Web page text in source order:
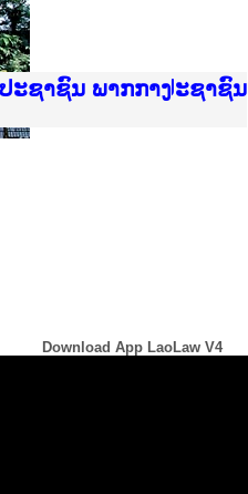
ບັນຍຸຕິທຳແຫ່ງຊາດ
ະຊາຊົນ ພາກເໜືອ
ນ
ງ
ຕ້າຄານຕຳຫຼວດປະຊາຊົນ
າຄານສັນຕິບານປະຊາຊົນ
ກເໜືອ
ະຊາຊົນ ພາກກາງ
Download App LaoLaw V4